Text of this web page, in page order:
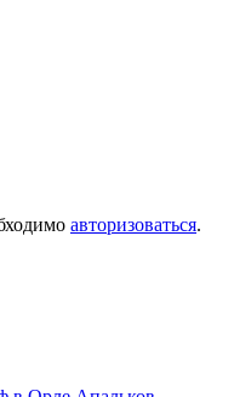
авторизоваться.